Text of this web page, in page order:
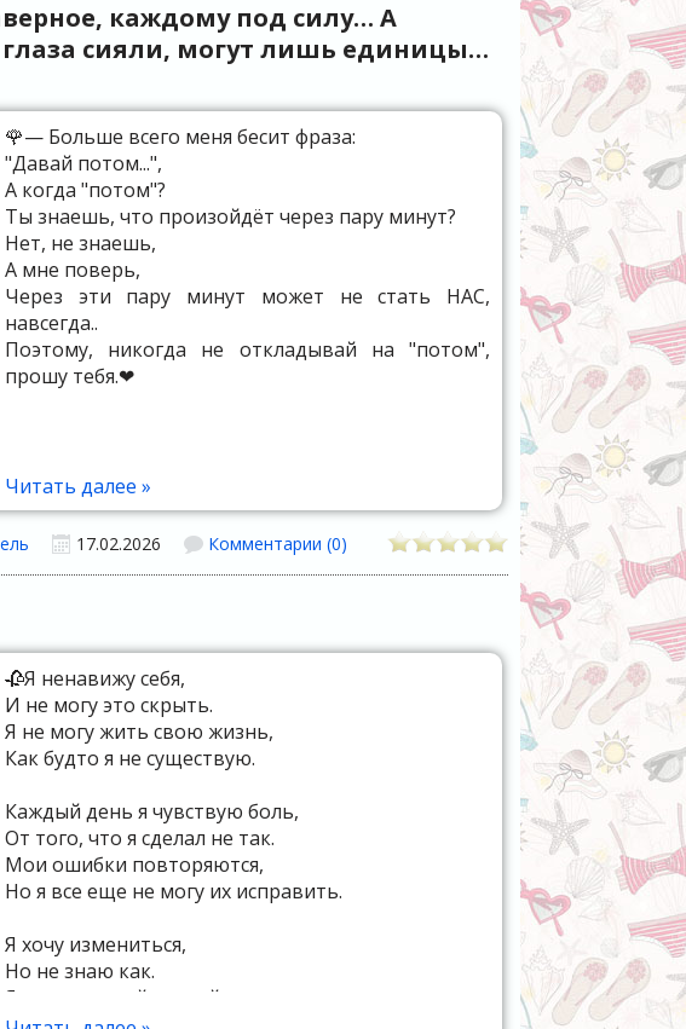
каждому под силу… А
глаза сияли, могут лишь единицы…
🌹— Больше всего меня бесит фраза:
"Давай потом...",
А когда "потом"?
Ты знаешь, что произойдёт через пару минут?
Нет, не знаешь,
А мне поверь,
Через эти пару минут может не стать НАС,
навсегда..
Поэтому, никогда не откладывай на "потом",
прошу тебя.❤
Читать далее »
17.02.2026 Комментарии (0)
🥀Я ненавижу себя,
И не могу это скрыть.
Я не могу жить свою жизнь,
Как будто я не существую.
Каждый день я чувствую боль,
От того, что я сделал не так.
Мои ошибки повторяются,
Но я все еще не могу их исправить.
Я хочу измениться,
Но не знаю как.
Я пытаюсь найти свой путь,